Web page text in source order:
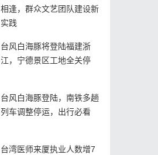
相逢，群众文艺团队建设新
实践
台风白海豚将登陆福建浙
江，宁德景区工地全关停
台风白海豚登陆，南铁多趟
列车调整停运，出行必看
台湾医师来厦执业人数增7